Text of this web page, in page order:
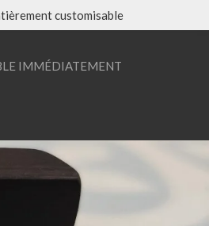
customisable
IMMÉDIATEMENT